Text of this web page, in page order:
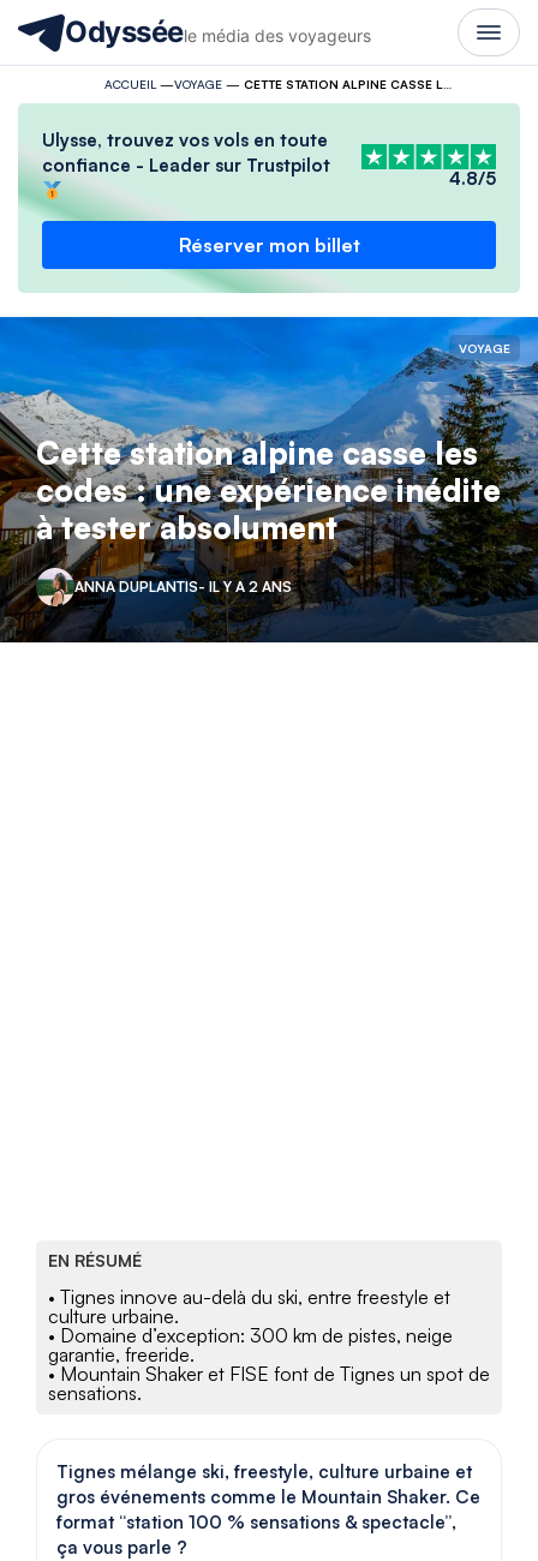
Odysséele média des voyageurs
ACCUEIL —VOYAGE—
Ulysse, trouvez vos vols en toute
confiance - Leader sur Trustpilot
4.8/5
Réserver mon billet
VOYAGE
Cette station alpine casse les
codes : une expérience inédite
à tester absolument
ANNA DUPLANTIS- IL Y A 2 ANS
EN RÉSUMÉ
• Tignes innove au-delà du ski, entre freestyle et
culture urbaine.
• Domaine d’exception: 300 km de pistes, neige
garantie, freeride.
• Mountain Shaker et FISE font de Tignes un spot de
sensations.
Tignes mélange ski, freestyle, culture urbaine et
gros événements comme le Mountain Shaker. Ce
format “station 100 % sensations & spectacle”,
ça vous parle ?